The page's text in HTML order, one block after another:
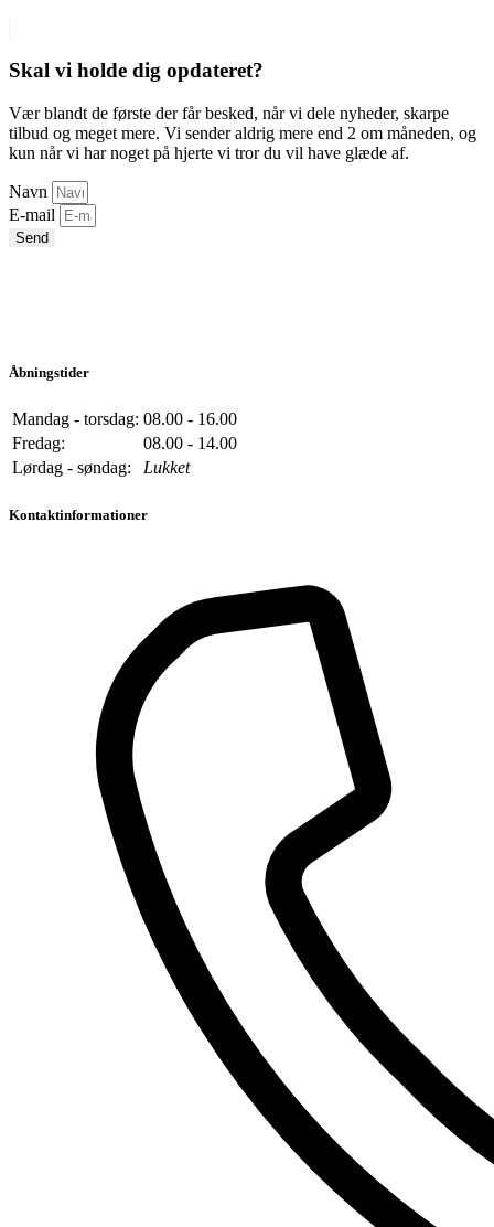
Skal vi holde dig opdateret?
Vær blandt de første der får besked, når vi dele nyheder, skarpe
tilbud og meget mere. Vi sender aldrig mere end 2 om måneden, og
kun når vi har noget på hjerte vi tror du vil have glæde af.
Navn
E-mail
Send
Åbningstider
Mandag - torsdag: 08.00 - 16.00
Fredag:
08.00 - 14.00
Lørdag - søndag:
Lukket
Kontaktinformationer